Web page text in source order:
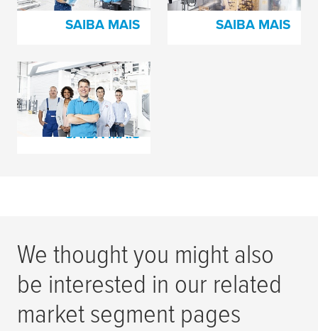
SAIBA MAIS SAIBA MAIS
O Segredo por trás do
Impressor Feliz
SAIBA MAIS
We thought you might also
be interested in our related
market segment pages